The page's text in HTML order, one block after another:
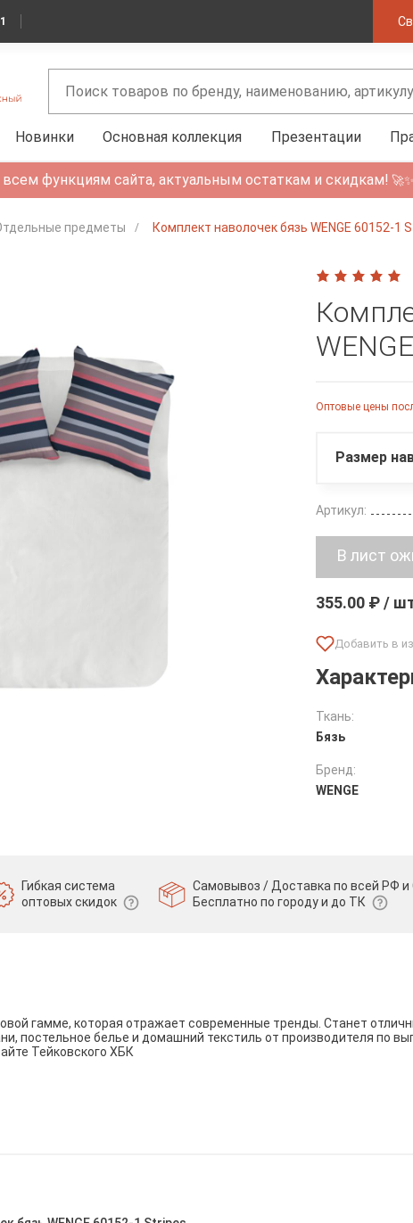
Новинки Основная коллекция Презентации
функциям сайта, актуальным остаткам и скидкам! 🚀✨
предметы Комплект наволочек бязь WENGE 60152-1
Оптовые цены
Размер
Артикул:
355.00 ₽ /
Ткань:
Бязь
Бренд:
WENGE
Гибкая система
оптовых скидок
Самовывоз / Доставка по всей РФ и
Бесплатно по городу и до ТК
гамме, которая отражает современные тренды. Станет
постельное белье и домашний текстиль от производителя по
Тейковского ХБК